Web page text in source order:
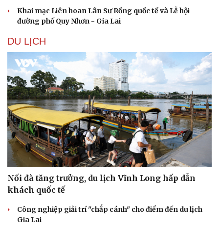
Khai mạc Liên hoan Lân Sư Rồng quốc tế và Lễ hội
đường phố Quy Nhơn - Gia Lai
DU LỊCH
Nối đà tăng trưởng, du lịch Vĩnh Long hấp dẫn
khách quốc tế
Công nghiệp giải trí "chắp cánh" cho điểm đến du lịch
Gia Lai